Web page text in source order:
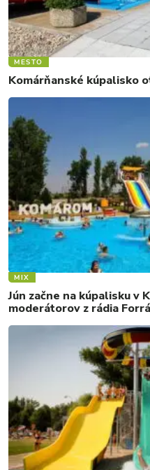
MESTO
Komárňanské kúpalisko
MIX
Jún začne na kúpalisku v
moderátorov z rádia